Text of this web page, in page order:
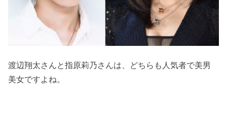
渡辺翔太さんと指原莉乃さんは、どちらも人気者で美男
美女ですよね。